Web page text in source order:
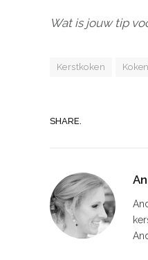
Wat is jouw tip
Kerstkoken
SHARE.